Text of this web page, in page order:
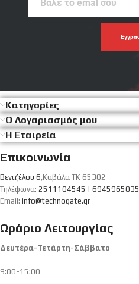
Κατηγορίες
Ο Λογαριασμός μου
Η Εταιρεία
Επικοινωνία
Βενιζέλου 6 ,Καβάλα ΤΚ 65302
Τηλέφωνα: 2511104545 | 6945965035
Email: info@technogate.gr
Ωράριο Λειτουργίας
Δευτέρα-Τετάρτη-Σάββατο
9:00-15:00